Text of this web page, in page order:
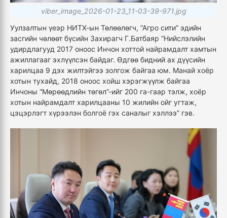
viber_image_2026-01-23_11-03-39-971.jpg
Уулзалтын үеэр НИТХ-ын Төлөөлөгч, “Агро сити” эдийн
засгийн чөлөөт бүсийн Захирагч Г.Батбаяр “Нийслэлийн
удирдлагууд 2017 оноос Инчон хоттой найрамдалт хамтын
ажиллагааг эхлүүлсэн байдаг. Өдгөө бидний ах дүүсийн
харилцаа 9 дэх жилтэйгээ золгож байгаа юм. Манай хоёр
хотын тухайд, 2018 оноос хойш хэрэгжүүлж байгаа
Инчоны “Мөрөөдлийн төгөл”-ийг 200 га-гаар тэлж, хоёр
хотын найрамдалт харилцааны 10 жилийн ойг угтаж,
цэцэрлэгт хүрээлэн болгоё гэх саналыг хэллээ” гэв.